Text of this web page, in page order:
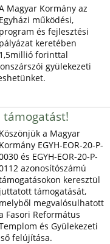
Magyar Kormány az
Egyházi működési,
program és fejlesztési
pályázat keretében
1,5millió forinttal
gyülekezeti
támogatást!
Köszönjük a Magyar
Kormány EGYH-EOR-20-P-
és EGYH-EOR-20-P-
azonosítószámú
keresztül
juttatott támogatását,
melyből megvalósulhatott
Fasori Református
és Gyülekezeti
felújítása.